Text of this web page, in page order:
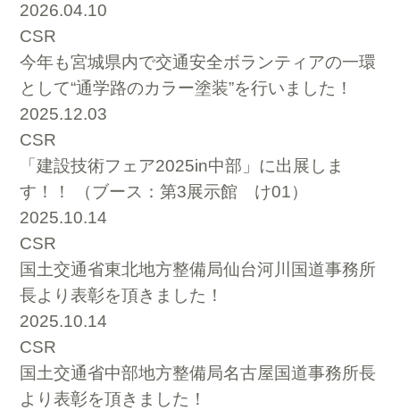
2026.04.10
CSR
今年も宮城県内で交通安全ボランティアの一環
として“通学路のカラー塗装”を行いました！
2025.12.03
CSR
「建設技術フェア2025in中部」に出展しま
す！！ （ブース：第3展示館 け01）
2025.10.14
CSR
国土交通省東北地方整備局仙台河川国道事務所
長より表彰を頂きました！
2025.10.14
CSR
国土交通省中部地方整備局名古屋国道事務所長
より表彰を頂きました！